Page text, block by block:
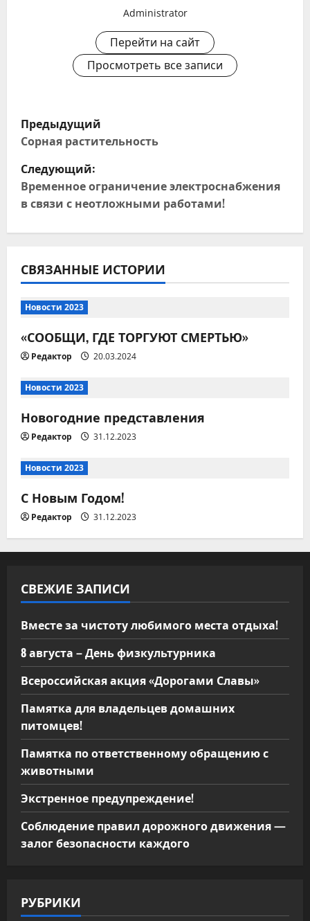
Administrator
Перейти на сайт
Просмотреть все записи
Н
а
в
и
г
а
ц
и
я
п
о
з
а
п
и
с
я
м
Предыдущий
Сорная растительность
Следующий:
Временное ограничение электроснабжения
в связи с неотложными работами!
СВЯЗАННЫЕ ИСТОРИИ
Новости 2023
«СООБЩИ, ГДЕ ТОРГУЮТ СМЕРТЬЮ»
Редактор 20.03.2024
Новости 2023
Новогодние представления
Редактор 31.12.2023
Новости 2023
С Новым Годом!
Редактор 31.12.2023
СВЕЖИЕ ЗАПИСИ
Вместе за чистоту любимого места отдыха!
8 августа – День физкультурника
Всероссийская акция «Дорогами Славы»
Памятка для владельцев домашних
питомцев!
Памятка по ответственному обращению с
животными
Экстренное предупреждение!
Соблюдение правил дорожного движения —
залог безопасности каждого
РУБРИКИ